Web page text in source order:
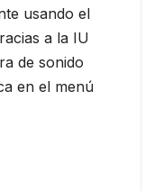
usando el
a la IU
de sonido
en el menú